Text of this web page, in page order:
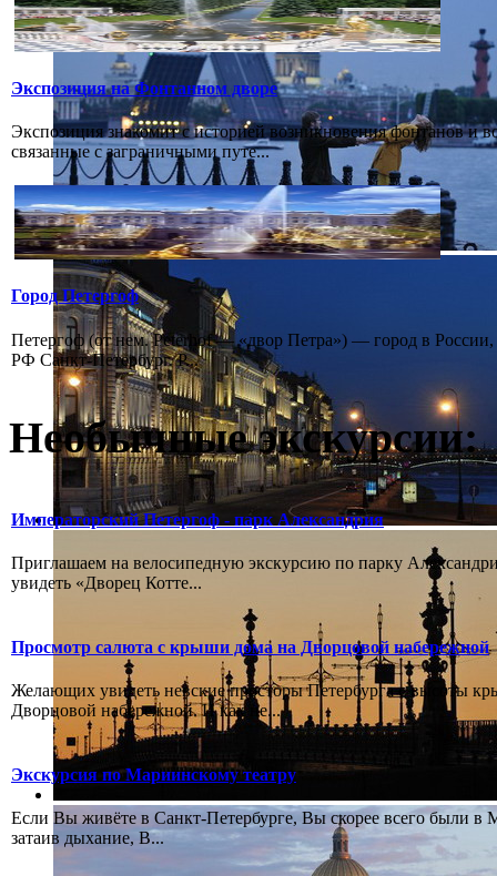
Экспозиция на Фонтанном дворе
Экспозиция знакомит с историей возникновения фонтанов и
связанные с заграничными путе...
Город Петергоф
Петергоф (от нем. Peterhof — «двор Петра») — город в России,
РФ Санкт-Петербург. Р...
Необычные экскурсии:
Императорский Петергоф - парк Александрия
Приглашаем на велосипедную экскурсию по парку
увидеть «Дворец Котте...
Просмотр салюта с крыши дома на Дворцовой набережной
Желающих увидеть невские просторы Петербурга с высоты
Дворцовой набережной. И как не...
Экскурсия по Мариинскому театру
Если Вы живёте в Санкт-Петербурге, Вы скорее всего были в
затаив дыхание, В...